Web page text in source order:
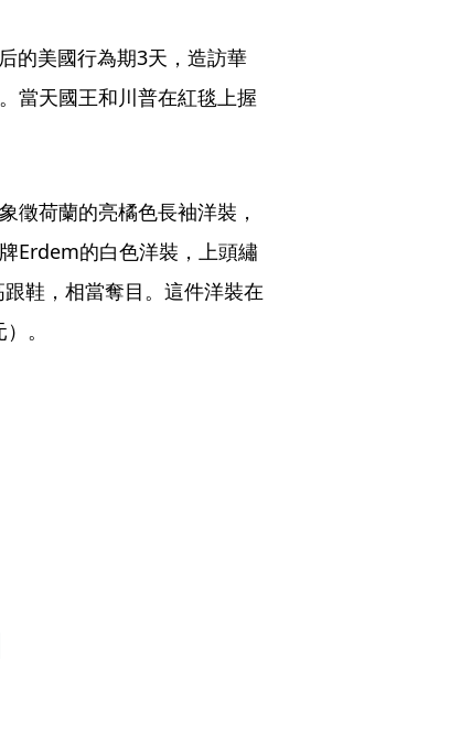
的美國行為期3天，造訪華
當天國王和川普在紅毯上握
徵荷蘭的亮橘色長袖洋裝，
Erdem的白色洋裝，上頭繡
鞋，相當奪目。這件洋裝在
。